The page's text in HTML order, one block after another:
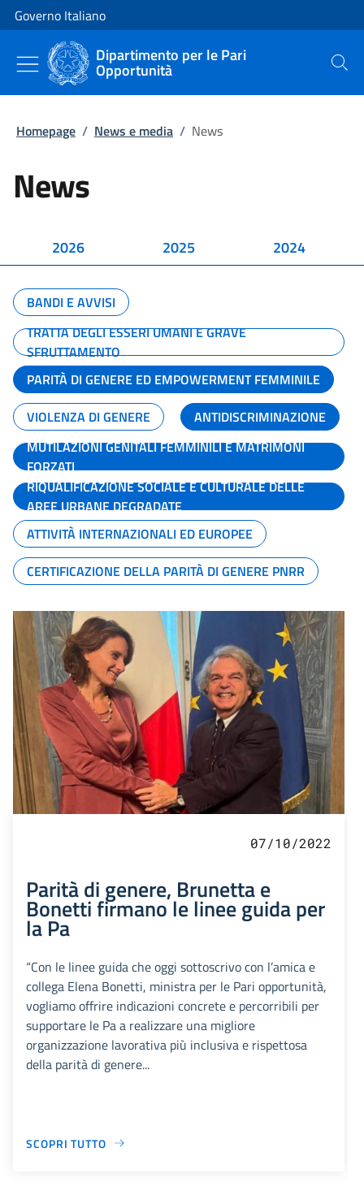
Vai al contenuto
Vai alla navigazione del sito
Governo Italiano
Dipartimento per le Pari
Opportunità Cerca
Homepage / News e media / News
News
2026 2025 2024
BANDI E AVVISI
TRATTA DEGLI ESSERI UMANI E GRAVE
SFRUTTAMENTO
PARITÀ DI GENERE ED EMPOWERMENT FEMMINILE
VIOLENZA DI GENERE
ANTIDISCRIMINAZIONE
MUTILAZIONI GENITALI FEMMINILI E MATRIMONI
FORZATI
RIQUALIFICAZIONE SOCIALE E CULTURALE DELLE
AREE URBANE DEGRADATE
ATTIVITÀ INTERNAZIONALI ED EUROPEE
CERTIFICAZIONE DELLA PARITÀ DI GENERE PNRR
07/10/2022
Parità di genere, Brunetta e
Bonetti firmano le linee guida per
la Pa
“Con le linee guida che oggi sottoscrivo con l’amica e
collega Elena Bonetti, ministra per le Pari opportunità,
vogliamo offrire indicazioni concrete e percorribili per
supportare le Pa a realizzare una migliore
organizzazione lavorativa più inclusiva e rispettosa
della parità di genere...
SCOPRI TUTTO